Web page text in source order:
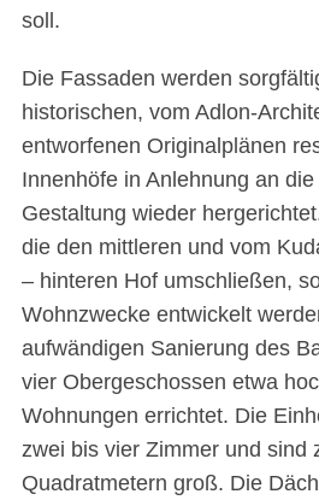
soll.
Die Fassaden werden
historischen, vom Adlon-
entworfenen Originalplänen
Innenhöfe in Anlehnung an
Gestaltung wieder
die den mittleren und vom
– hinteren Hof umschließen,
Wohnzwecke entwickelt
aufwändigen Sanierung des
vier Obergeschossen etwa
Wohnungen errichtet. Die
zwei bis vier Zimmer und sind
Quadratmetern groß. Die